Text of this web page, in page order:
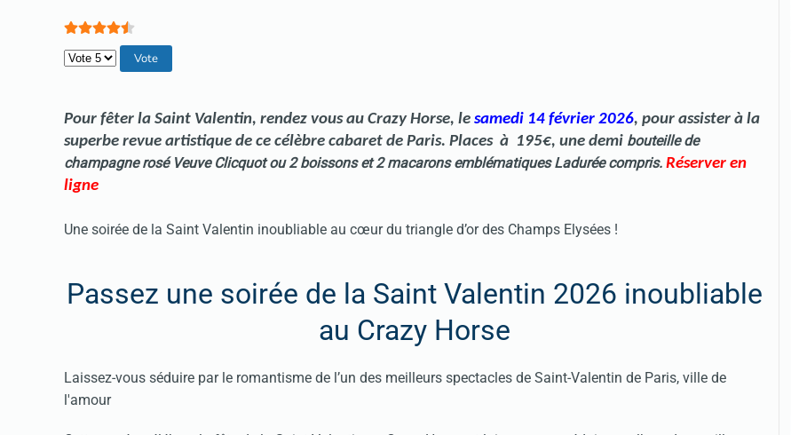
Veuillez voter
Pour fêter la Saint Valentin, rendez vous au Crazy Horse, le samedi 14 février 2026, pour assister à la
superbe revue artistique de ce célèbre cabaret de Paris. Places à 195€, une demi bouteille de
champagne rosé Veuve Clicquot ou 2 boissons et 2 macarons emblématiques Ladurée compris. Réserver en
ligne
Une soirée de la Saint Valentin inoubliable au cœur du triangle d’or des Champs Elysées !
Passez une soirée de la Saint Valentin 2026 inoubliable
au Crazy Horse
Laissez-vous séduire par le romantisme de l’un des meilleurs spectacles de Saint-Valentin de Paris, ville de
l'amour